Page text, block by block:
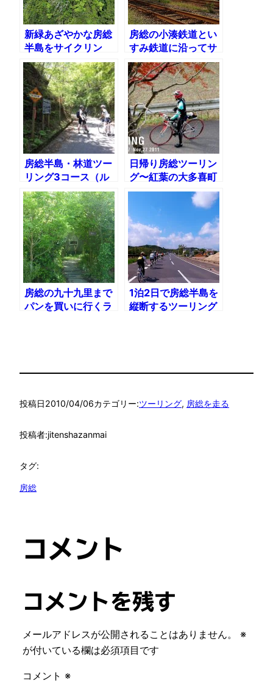
新緑あざやかな房総
半島をサイクリン
グ 国道410号線で
木更津から白浜まで
縦断
房総の小湊鉄道とい
すみ鉄道に沿ってサ
イクリング
房総半島・林道ツー
リング3コース（ル
ートマップ付き）
日帰り房総ツーリン
グ〜紅葉の大多喜町
房総の九十九里まで
パンを買いに行くラ
1泊2日で房総半島を
縦断するツーリング
投稿日2010/04/06カテゴリー:ツーリング, 房総を走る
投稿者:jitenshazanmai
タグ:
房総
コメント
コメントを残す
メールアドレスが公開されることはありません。
※
が付いている欄は必須項目です
コメント ※